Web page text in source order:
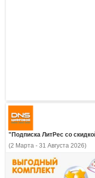
(2 Марта - 31 Августа 2026)